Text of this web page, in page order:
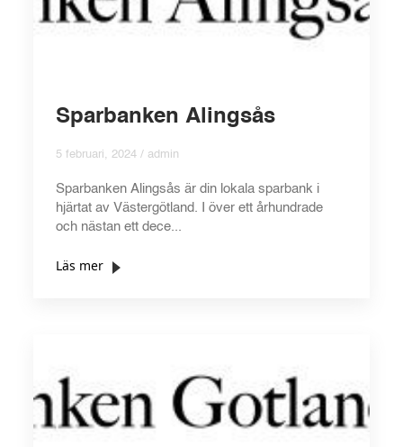
Sparbanken Alingsås
5 februari, 2024 / admin
Sparbanken Alingsås är din lokala sparbank i
hjärtat av Västergötland. I över ett århundrade
och nästan ett dece...
Läs mer